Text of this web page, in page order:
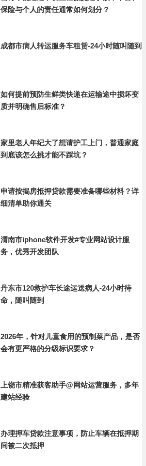
保险与个人的责任通常如何划分？
成都市病人转运服务车租赁-24小时随叫随到
如何提前预防生鲜类快递在运输途中损坏变
质并明确售后标准？
家里老人年纪大了想请护工上门，普通家庭
到底该怎么挑才能不踩坑？
申请按揭房抵押贷款需要准备哪些材料？详
细清单助你通关
渭南市iphone软件开发#专业网站设计服
务，优秀开发团队
丹东市120救护车长途运送病人-24小时待
命，随叫随到
2026年，针对儿童食用的预制菜产品，是否
会有更严格的分级标识要求？
上饶市精准获客助手@网站运营服务，多年
建站经验
办理押车贷款注意事项，防止车辆在抵押期
间被二次抵押